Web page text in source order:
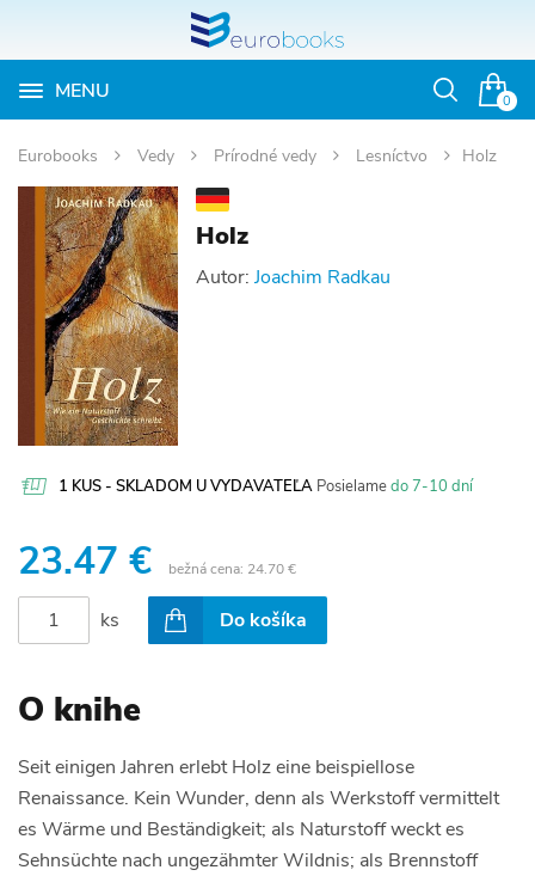
0
MENU
Otvoriť
Eurobooks Vedy Prírodné vedy Lesníctvo Holz
Holz
Autor: Joachim Radkau
1 KUS - SKLADOM U VYDAVATEĽA Posielamedo 7-10 dní
23.47 € bežná cena: 24.70 €
ks Do košíka
O knihe
Seit einigen Jahren erlebt Holz eine beispiellose
Renaissance. Kein Wunder, denn als Werkstoff vermittelt
es Wärme und Beständigkeit; als Naturstoff weckt es
Sehnsüchte nach ungezähmter Wildnis; als Brennstoff